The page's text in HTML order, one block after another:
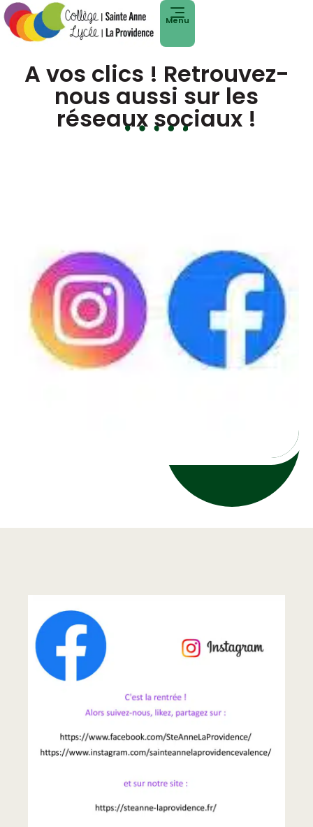
Menu
A vos clics ! Retrouvez-
nous aussi sur les
réseaux sociaux !